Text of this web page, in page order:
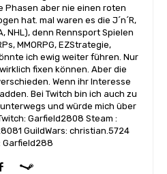
Phasen aber nie einen roten
hat. mal waren es die J´n´R,
NHL), denn Rennsport Spielen
MMORPG, EZStrategie,
ich ewig weiter führen. Nur
fixen können. Aber die
Wenn ihr Interesse
Bei Twitch bin ich auch zu
und würde mich über
Garfield2808 Steam :
GuildWars: christian.5724
Garfield288